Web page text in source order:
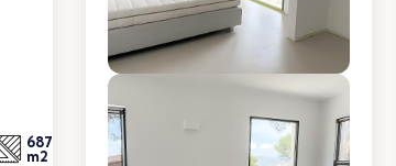
687
m2